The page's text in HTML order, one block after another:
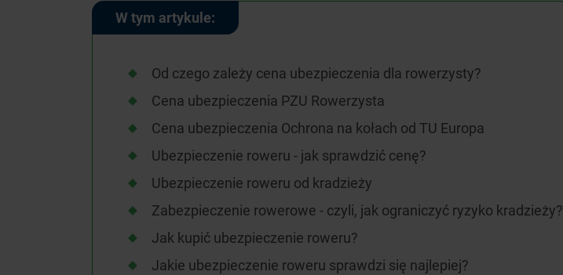
W tym artykule:
Od czego zależy cena ubezpieczenia dla rowerzysty?
Cena ubezpieczenia PZU Rowerzysta
Cena ubezpieczenia Ochrona na kołach od TU Europa
Ubezpieczenie roweru - jak sprawdzić cenę?
Ubezpieczenie roweru od kradzieży
Zabezpieczenie rowerowe - czyli, jak ograniczyć ryzyko kradzieży?
Jak kupić ubezpieczenie roweru?
Jakie ubezpieczenie roweru sprawdzi się najlepiej?